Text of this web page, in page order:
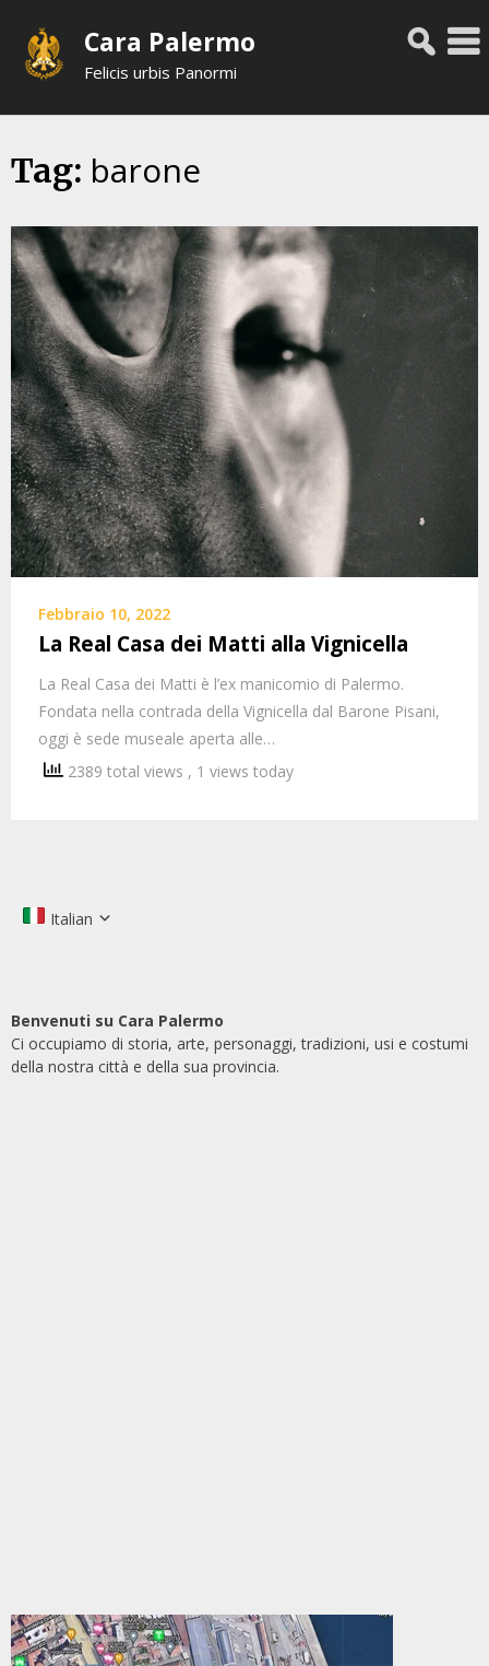
content
Cara Palermo
Felicis urbis Panormi
Tag: barone
Febbraio 10, 2022
La Real Casa dei Matti alla Vignicella
La Real Casa dei Matti è l’ex manicomio di Palermo.
Fondata nella contrada della Vignicella dal Barone Pisani,
oggi è sede museale aperta alle…
2389 total views , 1 views today
Italian
Benvenuti su Cara Palermo
Ci occupiamo di storia, arte, personaggi, tradizioni, usi e costumi
della nostra città e della sua provincia.